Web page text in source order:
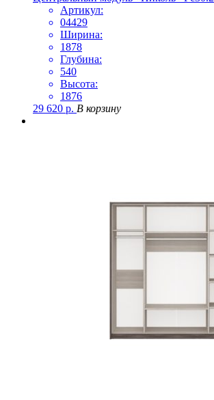
Артикул:
04429
Ширина:
1878
Глубина:
540
Высота:
1876
29 620 р. В корзину